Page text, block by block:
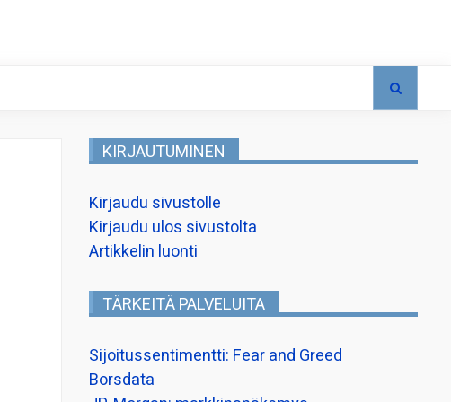
KIRJAUTUMINEN
Kirjaudu sivustolle
Kirjaudu ulos sivustolta
Artikkelin luonti
TÄRKEITÄ PALVELUITA
Sijoitussentimentti: Fear and Greed
Borsdata